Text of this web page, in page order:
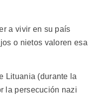
a vivir en su país
o nietos valoren esa
Lituania (durante la
la persecución nazi